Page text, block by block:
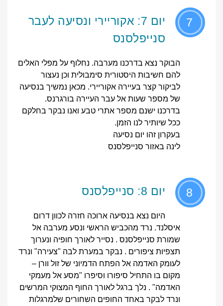
7
יום 7: אקוריירי ונסיעה לעבר
סנייפלסנס
הבוקר נצא בדרכנו מערבה. נחלוף על מפלי האלים
להם חשיבות היסטורית סימבולית וכן נעצור
לביקור קצר בעיירה אקוריירי. מכאן נמשיך בנסיעה
של מספר שעות אל עבר העיירה בורגרנס.
בדרכנו ישנם מספר אתרי טבע ואנו נבקר בחלקם
ככל שיותיר לנו הזמן.
בעקרון זהו יום נסיעה
לינה באזור סנייפלסנס
8 יום 8: סנייפלסנס
היום נצא בנסיעה ארוכה חזרה לכוון דרום
איסלנד. נרד מהכביש הראשי ונסע מערבה אל
שמורת סנייפלסנס . נסייר לאורך חופיה ונערוך
תצפיות ציפורים . נבקר במערת לבה "צעירה" ונרד
לעומק האדמה אל הפתח הדמיוני של זול וורן –
מקום בו התחיל סיפורו וסיפרו "מסע אל מעמקי
האדמה" . נלך ברגל לאורך החוף המצוקי המרשים
ונרד לבקר באחד החופים השחורים שלמרגלות